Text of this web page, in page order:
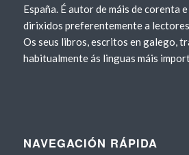
España. É autor de máis de corenta
dirixidos preferentemente a
Os seus libros, escritos en galego,
habitualmente ás linguas máis
NAVEGACIÓN RÁPIDA